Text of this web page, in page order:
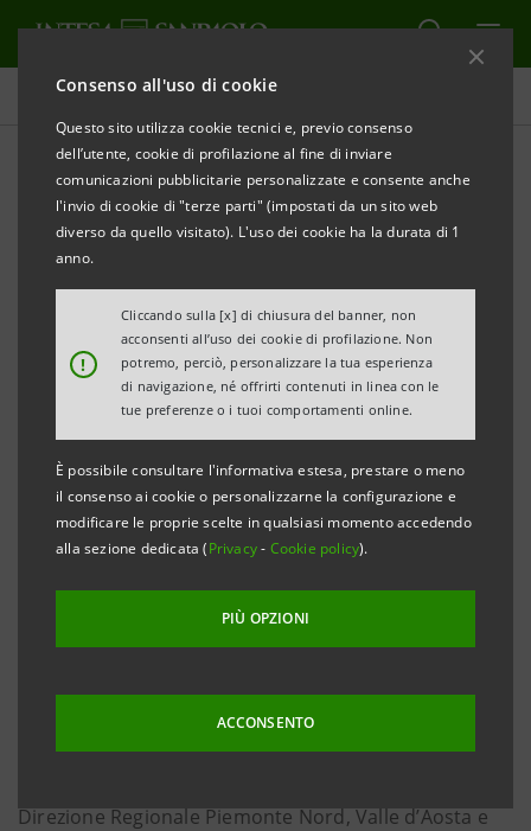
Consenso all'uso di cookie
Questo sito utilizza cookie tecnici e, previo consenso
dell’utente, cookie di profilazione al fine di inviare
comunicazioni pubblicitarie personalizzate e consente anche
l'invio di cookie di "terze parti" (impostati da un sito web
diverso da quello visitato). L'uso dei cookie ha la durata di 1
anno.
!
Cliccando sulla [x] di chiusura del banner, non
acconsenti all’uso dei cookie di profilazione. Non
potremo, perciò, personalizzare la tua esperienza
di navigazione, né offrirti contenuti in linea con le
tue preferenze o i tuoi comportamenti online.
È possibile consultare l'informativa estesa, prestare o meno
il consenso ai cookie o personalizzarne la configurazione e
modificare le proprie scelte in qualsiasi momento accedendo
alla sezione dedicata (Privacy- Cookie policy).
PIÙ OPZIONI
ACCONSENTO
Comunicati stampa
STAMPA AGGIORNA
COMUNICATO STAMPA
INTESA SANPAOLO: PAOLA LECCI,NUOVA
DIRETTRICE REGIONALE LOMBARDIA SUD
Brescia, 10 dicembre 2024– Dal prossimo 1° gennaio,
Paola Lecci sarà a capo della Direzione Regionale
Lombardia Sud, all’interno della Divisione Banca dei
Territori guidata da Stefano Barrese, subentrando a
Marco Franco Nava che, in carica da aprile 2021, ha
ricoperto questo ruolo con professionalità e che a
decorrere dalla stessa data andrà a seguire specifiche
progettualità a riporto del Responsabile della
Direzione Regionale Piemonte Nord, Valle d’Aosta e